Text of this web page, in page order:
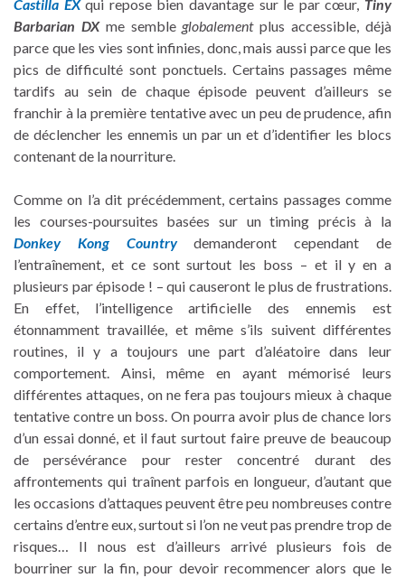
Castilla EXqui repose bien davantage sur le par cœur, Tiny
Barbarian DXme semble globalementplus accessible, déjà
parce que les vies sont infinies, donc, mais aussi parce que les
pics de difficulté sont ponctuels. Certains passages même
tardifs au sein de chaque épisode peuvent d’ailleurs se
franchir à la première tentative avec un peu de prudence, afin
de déclencher les ennemis un par un et d’identifier les blocs
contenant de la nourriture.
Comme on l’a dit précédemment, certains passages comme
les courses-poursuites basées sur un timing précis à la
Donkey Kong Countrydemanderont cependant de
l’entraînement, et ce sont surtout les boss – et il y en a
plusieurs par épisode ! – qui causeront le plus de frustrations.
En effet, l’intelligence artificielle des ennemis est
étonnamment travaillée, et même s’ils suivent différentes
routines, il y a toujours une part d’aléatoire dans leur
comportement. Ainsi, même en ayant mémorisé leurs
différentes attaques, on ne fera pas toujours mieux à chaque
tentative contre un boss. On pourra avoir plus de chance lors
d’un essai donné, et il faut surtout faire preuve de beaucoup
de persévérance pour rester concentré durant des
affrontements qui traînent parfois en longueur, d’autant que
les occasions d’attaques peuvent être peu nombreuses contre
certains d’entre eux, surtout si l’on ne veut pas prendre trop de
risques… Il nous est d’ailleurs arrivé plusieurs fois de
bourriner sur la fin, pour devoir recommencer alors que le